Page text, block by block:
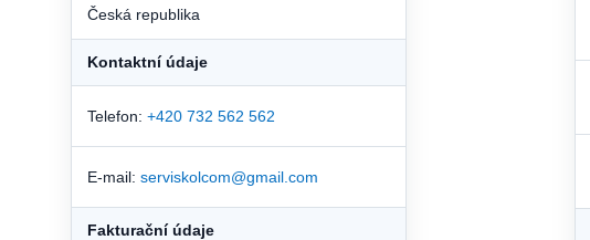
Česká republika
Kontaktní údaje
Telefon: +420 732 562 562
E-mail: serviskolcom@gmail.com
Fakturační údaje